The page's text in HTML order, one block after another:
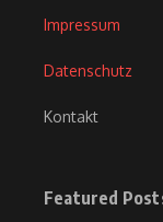
Impressum
Datenschutz
Kontakt
Featured